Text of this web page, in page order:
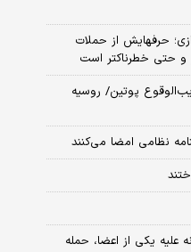
حرفهایش از حملات
و حتی خطرناکتر است
پوتین/ روسیه
علیه یکی از اعضا، حمله